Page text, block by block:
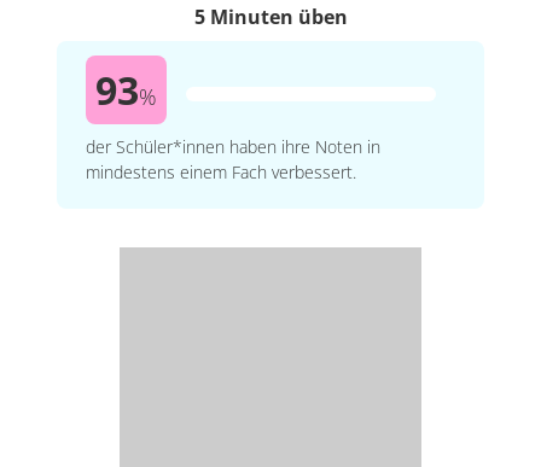
5 Minuten üben
93%
der Schüler*innen haben ihre Noten in
mindestens einem Fach verbessert.